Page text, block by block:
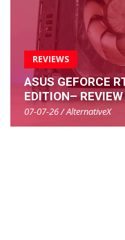
REVIEWS
ASUS GEFORCE
EDITION– REVIEW
07-07-26 / AlternativeX